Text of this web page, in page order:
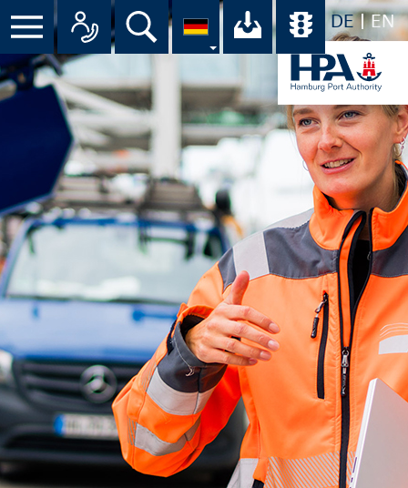
DE EN
Menü Alle Ansprechpartner im
Suche Ihr Download-